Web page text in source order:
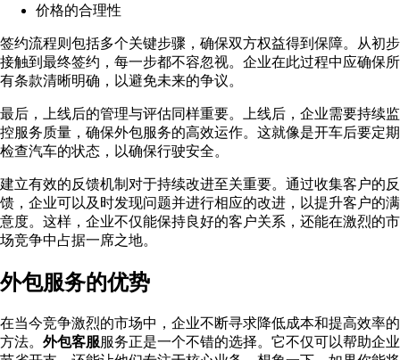
价格的合理性
签约流程则包括多个关键步骤，确保双方权益得到保障。从初步
接触到最终签约，每一步都不容忽视。企业在此过程中应确保所
有条款清晰明确，以避免未来的争议。
最后，上线后的管理与评估同样重要。上线后，企业需要持续监
控服务质量，确保外包服务的高效运作。这就像是开车后要定期
检查汽车的状态，以确保行驶安全。
建立有效的反馈机制对于持续改进至关重要。通过收集客户的反
馈，企业可以及时发现问题并进行相应的改进，以提升客户的满
意度。这样，企业不仅能保持良好的客户关系，还能在激烈的市
场竞争中占据一席之地。
外包服务的优势
在当今竞争激烈的市场中，企业不断寻求降低成本和提高效率的
方法。 外包客服服务正是一个不错的选择。它不仅可以帮助企业